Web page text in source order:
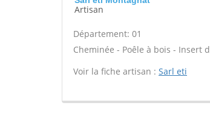
Artisan
Département: 01
Cheminée - Poêle à bois - Insert
Voir la fiche artisan : Sarl eti